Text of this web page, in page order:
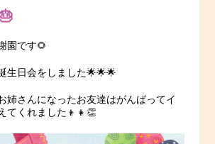
園です🌻
生日会をしました🌟🌟🌟
姉さんになったお友達はがんばってイ
てくれました👦👧👏